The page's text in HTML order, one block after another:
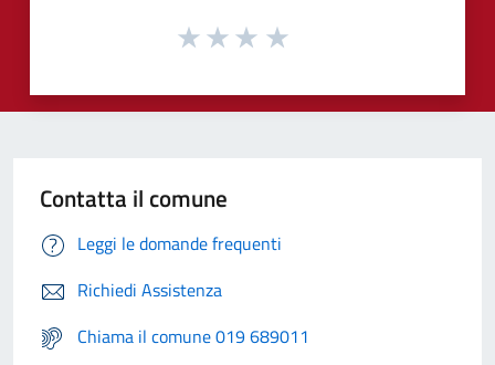
Contatta il comune
Leggi le domande frequenti
Richiedi Assistenza
Chiama il comune 019 689011